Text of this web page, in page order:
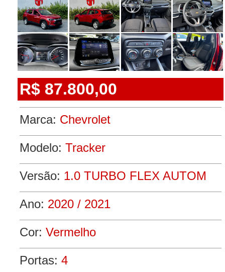
R$ 87.800,00
Marca: Chevrolet
Modelo: Tracker
Versão: 1.0 TURBO FLEX AUTOM
Ano: 2020 / 2021
Cor: Vermelho
Portas: 4